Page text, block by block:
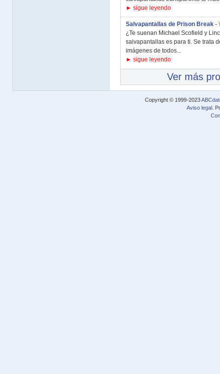
► sigue leyendo
Salvapantallas de Prison Break -
¿Te suenan Michael Scofield y
salvapantallas es para ti. Se trata
imágenes de todos...
► sigue leyendo
Ver más
Copyright © 1999-2023
Aviso legal .